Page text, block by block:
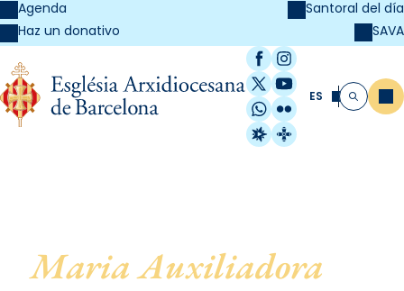
Agenda
Haz un donativo
Santoral del día
SAVA
Facebook
Instagram
X / Twitter
YouTube
WhatsApp
Flickr
Radio Estel
Catalunya
ES Buscar
Maria Auxiliadora